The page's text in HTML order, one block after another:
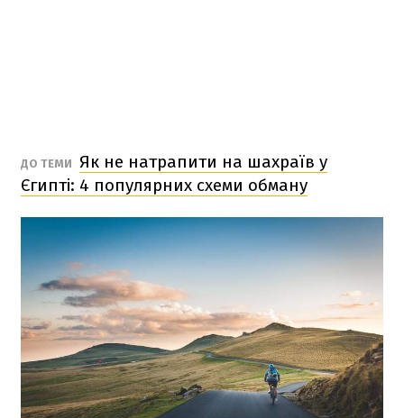
ДО ТЕМИ Як не натрапити на шахраїв у
Єгипті: 4 популярних схеми обману